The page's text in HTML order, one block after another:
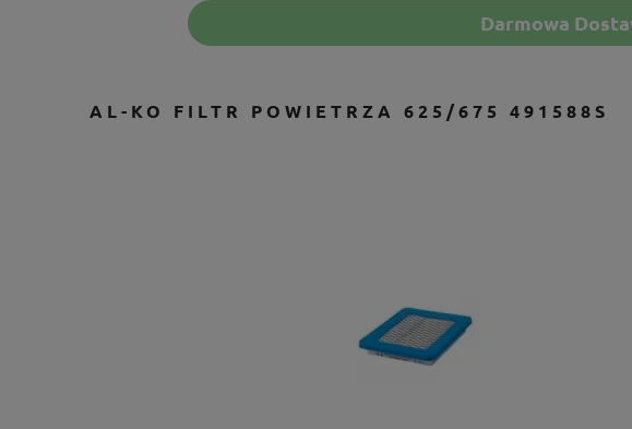
Darmowa
AL-KO FILTR POWIETRZA 625/675 491588S